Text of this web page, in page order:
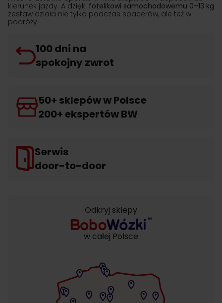
kierunek jazdy. A dzięki fotelikowi samochodowemu 0–13 kg
zestaw działa nie tylko podczas spacerów, ale też w
podróży.
100 dni na
spokojny zwrot
50+ sklepów w Polsce
200+ ekspertów BW
Serwis
door-to-door
Odkryj sklepy
w całej Polsce